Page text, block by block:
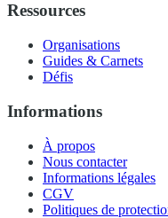
Ressources
Organisations
Guides & Carnets
Défis
Informations
À propos
Nous contacter
Informations légales
CGV
Politiques de